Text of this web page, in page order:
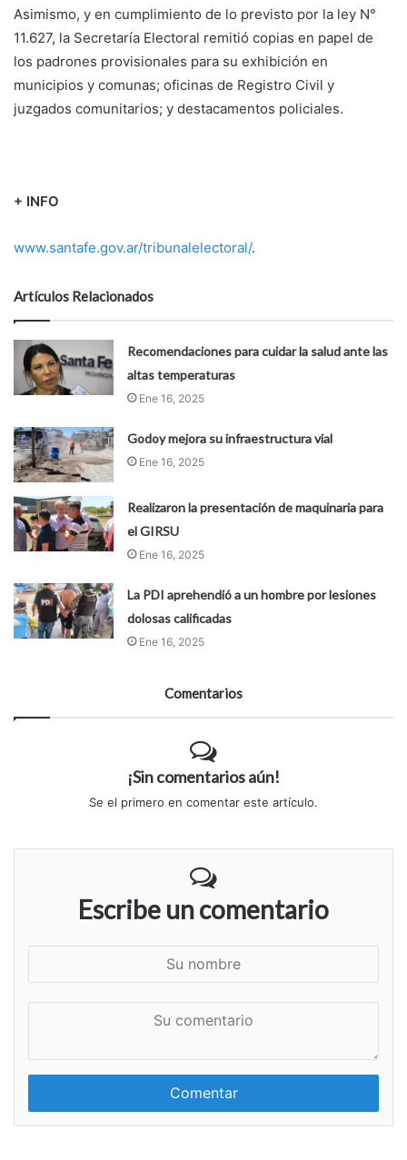
Asimismo, y en cumplimiento de lo previsto por la ley N°
11.627, la Secretaría Electoral remitió copias en papel de
los padrones provisionales para su exhibición en
municipios y comunas; oficinas de Registro Civil y
juzgados comunitarios; y destacamentos policiales.
+ INFO
www.santafe.gov.ar/tribunalelectoral/.
Artículos Relacionados
Recomendaciones para cuidar la salud ante las
altas temperaturas
Ene 16, 2025
Godoy mejora su infraestructura vial
Ene 16, 2025
Realizaron la presentación de maquinaria para
el GIRSU
Ene 16, 2025
La PDI aprehendió a un hombre por lesiones
dolosas calificadas
Ene 16, 2025
Comentarios
¡Sin comentarios aún!
Se el primero en comentar este artículo.
Escribe un comentario
n